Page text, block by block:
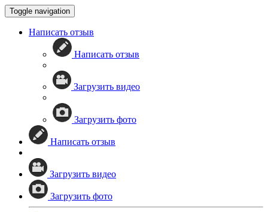
Toggle navigation
Написать отзыв
Написать отзыв
Загрузить видео
Загрузить фото
Написать отзыв
Загрузить видео
Загрузить фото